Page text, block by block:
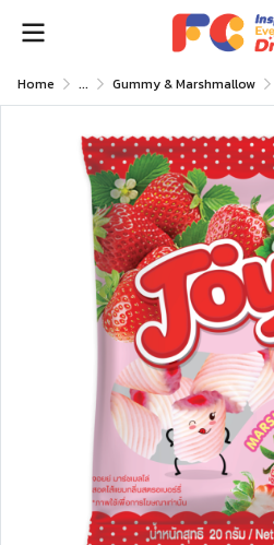
Home ... Gummy & Marshmallow